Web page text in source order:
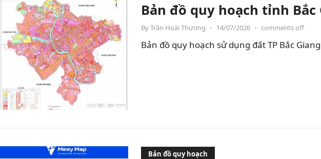
Bản đồ quy hoạch tỉnh Bắc
ByTrần Hoài Thương • 14/07/2026 • comments off
Bản đồ quy hoạch sử dụng đất TP Bắc
Bản đồ quy hoạch